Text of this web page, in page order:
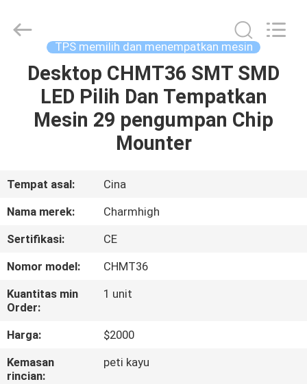
RUMAH
PRODUK
TENTANG
TUR
PABRIK
KONTROL
KUALITAS
TECHNOLOGY
LIMITED.
Reserved.
TPS memilih dan menempatkan mesin
Desktop CHMT36 SMT SMD
LED Pilih Dan Tempatkan
Mesin 29 pengumpan Chip
Mounter
Tempat asal:
Cina
Nama merek:
Charmhigh
Sertifikasi:
CE
Nomor model:
CHMT36
Kuantitas min
Order:
1 unit
Harga:
$2000
Kemasan
rincian:
peti kayu